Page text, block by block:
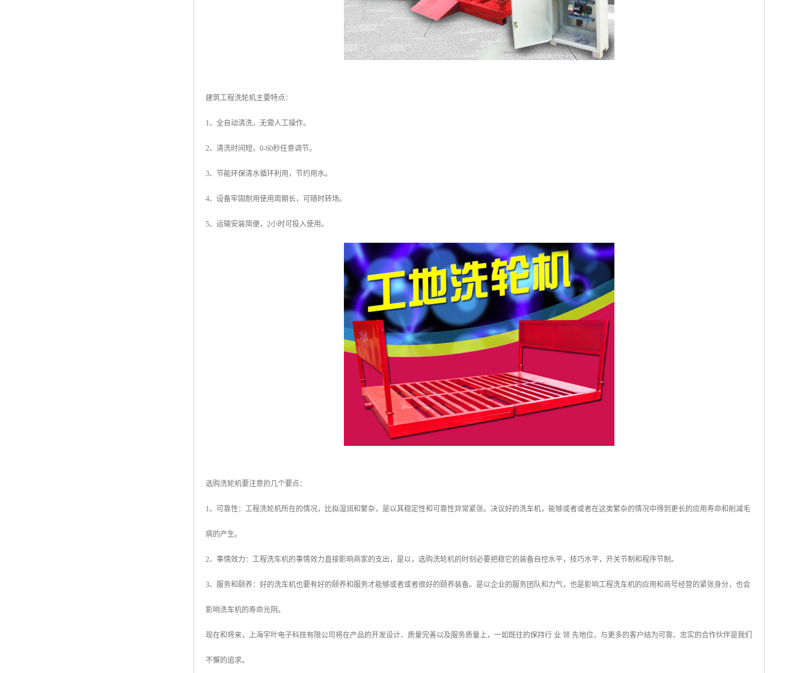
建筑工程洗轮机主要特点：
1、全自动清洗，无需人工操作。
2、清洗时间短，0-60秒任意调节。
3、节能环保清水循环利用，节约用水。
4、设备牢固耐用使用周期长，可随时转场。
5、运输安装简便，2小时可投入使用。
选购洗轮机要注意的几个要点：
1、可靠性：工程洗轮机所在的情况，比拟湿润和繁杂，是以其稳定性和可靠性异常紧张。决议好的洗车机，能够或者或者在这类繁杂的情况中得到更长的应用寿命和削减毛
病的产生。
2、事情效力：工程洗车机的事情效力直接影响商家的支出，是以，选购洗轮机的时刻必要把稳它的装备自控水平，技巧水平，开关节制和程序节制。
3、服务和颐养：好的洗车机也要有好的颐养和服务才能够或者或者很好的颐养装备。是以企业的服务团队和力气，也是影响工程洗车机的应用和商号经营的紧张身分，也会
影响洗车机的寿命光阴。
现在和将来，上海宇叶电子科技有限公司将在产品的开发设计、质量完善以及服务质量上，一如既往的保持行 业 领 先地位，与更多的客户结为可靠、忠实的合作伙伴是我们
不懈的追求。